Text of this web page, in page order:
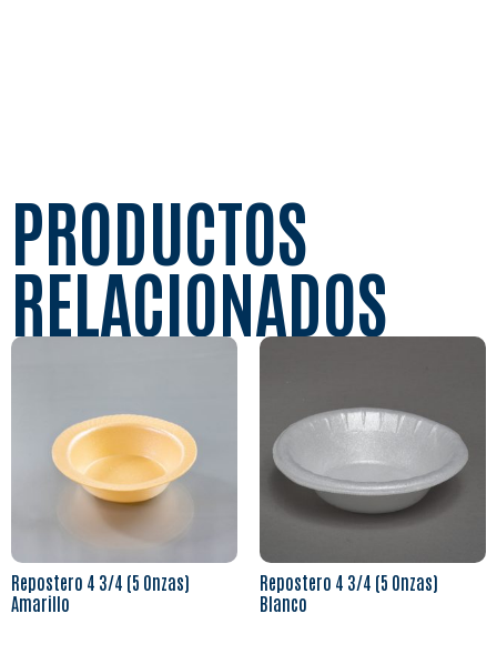
PRODUCTOS
RELACIONADOS
Repostero 4 3/4 (5 Onzas)
Amarillo
Repostero 4 3/4 (5 Onzas)
Blanco